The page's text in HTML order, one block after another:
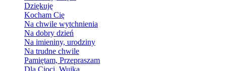
Dziękuję
Kocham Cię
Na chwile wytchnienia
Na dobry dzień
Na imieniny, urodziny
Na trudne chwile
Pamiętam, Przepraszam
Dla Cioci, Wujka